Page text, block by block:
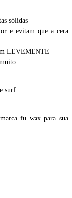
sólidas
e evitam que a cera
LEVEMENTE
surf.
fu wax para sua